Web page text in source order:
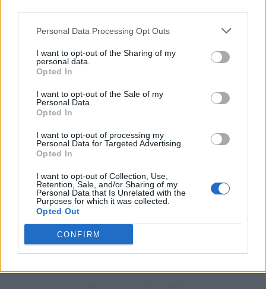
Personal Data Processing Opt Outs
I want to opt-out of the Sharing of my
personal data.
Opted In
I want to opt-out of the Sale of my
Personal Data.
Opted In
I want to opt-out of processing my
Personal Data for Targeted Advertising.
Opted In
I want to opt-out of Collection, Use,
Retention, Sale, and/or Sharing of my
Personal Data that Is Unrelated with the
Purposes for which it was collected.
Opted Out
CONFIRM
07/08/2026
«Γιατί οι Τούρκοι συρρέουν στα ελληνικά νησιά;»:
τιμές και το φιλόξενο κλίμα
07/08/2026
Washington Post: Ο Τραμπ φέρεται να έχει διαλέξει
τον διάδοχο του – Τι είπε σε ιδιωτική συνάντηση
«Καμπάνα» 567 εκατ δολαρίων στη Meta για
στην ψυχική υγεία των παιδιών
Η εφαρμογή «Οδύσσεια του Ομήρου» του
Καραναστάση στην κορυφή του ελληνικού App
07/08/2026
ΔΗΜΟΦΙΛΗ